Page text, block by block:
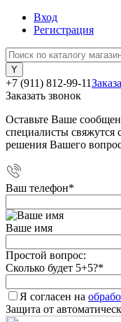
Вход
Регистрация
+7 (911) 812-99-11
Заказать звонок
Оставьте Ваше
специалисты свяжутся
решения Вашего
Ваш телефон*
Ваше имя
Простой вопрос:
Сколько будет 5+5?*
Я согласен на
Защита от